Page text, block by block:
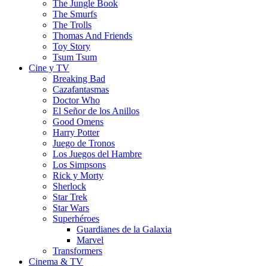
The Jungle Book
The Smurfs
The Trolls
Thomas And Friends
Toy Story
Tsum Tsum
Cine y TV
Breaking Bad
Cazafantasmas
Doctor Who
El Señor de los Anillos
Good Omens
Harry Potter
Juego de Tronos
Los Juegos del Hambre
Los Simpsons
Rick y Morty
Sherlock
Star Trek
Star Wars
Superhéroes
Guardianes de la Galaxia
Marvel
Transformers
Cinema & TV